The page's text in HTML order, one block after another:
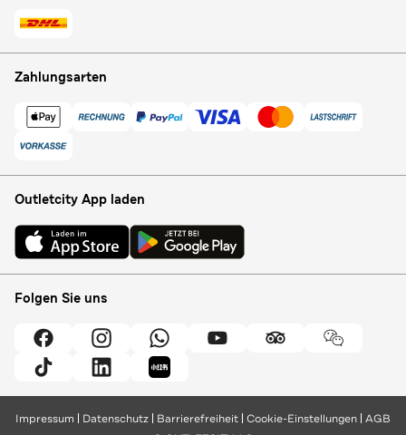
Zahlungsarten
Outletcity App laden
Folgen Sie uns
Impressum Datenschutz Barrierefreiheit Cookie-Einstellungen AGB